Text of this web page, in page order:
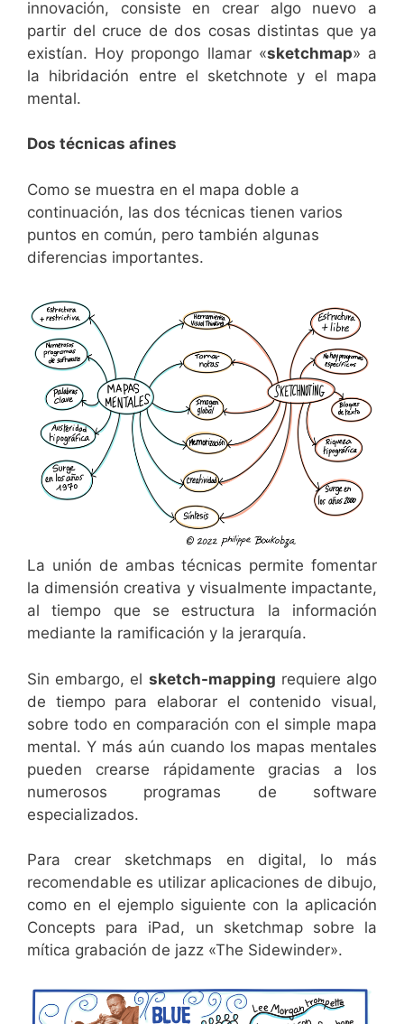
innovación, consiste en crear algo nuevo a
partir del cruce de dos cosas distintas que ya
existían. Hoy propongo llamar «sketchmap» a
la hibridación entre el sketchnote y el mapa
mental.
Dos técnicas afines
Como se muestra en el mapa doble a
continuación, las dos técnicas tienen varios
puntos en común, pero también algunas
diferencias importantes.
La unión de ambas técnicas permite fomentar
la dimensión creativa y visualmente impactante,
al tiempo que se estructura la información
mediante la ramificación y la jerarquía.
Sin embargo, el sketch-mapping requiere algo
de tiempo para elaborar el contenido visual,
sobre todo en comparación con el simple mapa
mental. Y más aún cuando los mapas mentales
pueden crearse rápidamente gracias a los
numerosos programas de software
especializados.
Para crear sketchmaps en digital, lo más
recomendable es utilizar aplicaciones de dibujo,
como en el ejemplo siguiente con la aplicación
Concepts para iPad, un sketchmap sobre la
mítica grabación de jazz «The Sidewinder».